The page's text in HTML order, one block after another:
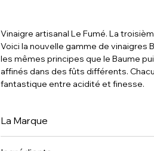
Vinaigre artisanal Le Fumé. La
Voici la nouvelle gamme de
les mêmes principes que le Baume
affinés dans des fûts différents.
fantastique entre acidité et finesse.
La Marque